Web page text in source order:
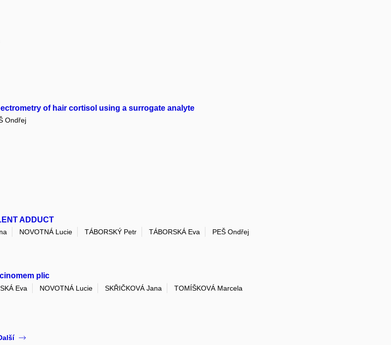
of hair cortisol using a surrogate analyte
Ondřej
ADDUCT
NOVOTNÁ Lucie TÁBORSKÝ Petr TÁBORSKÁ Eva
PEŠ Ondřej
plic
Eva NOVOTNÁ Lucie SKŘIČKOVÁ Jana
TOMÍŠKOVÁ Marcela